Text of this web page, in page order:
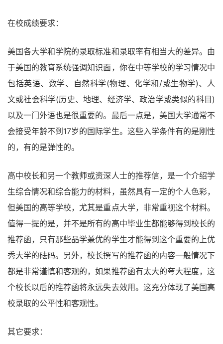
在校成绩要求：
美国各大学和学院的录取标准和录取率有相当大的差异。由
于美国的教育系统强调知识面，你在中等学校的学习情况中
包括英语、数学、自然科学(物理、化学和/或生物学)、人
文或社会科学(历史、地理、经济学、政治学或类似的科目)
以及一门外语也是很重要的。最后一点是，美国大学通常不
会接受年龄不到17岁的国际学生。这些入学条件有的是刚性
的，有的是弹性的。
高中校长和另一个教师或资深人士的推荐信，是一个介绍学
生综合情况和综合能力的材料，虽然具有一定的个人色彩，
但美国的高等学校，尤其是重点大学，非常重视这个材料。
值得一提的是，并不是所有的高中毕业生都能够得到校长的
推荐函，只有那些品学兼优的学生才能得到这个重要的上优
秀大学的砝码。另外，校长撰写的推荐函的内容一般情况下
都是非常谨慎和客观的，如果推荐函有太大的夸大程度，这
个校长以后的推荐函将永远失去效用。这充分体现了美国高
校录取的公平性和客观性。
其它要求：